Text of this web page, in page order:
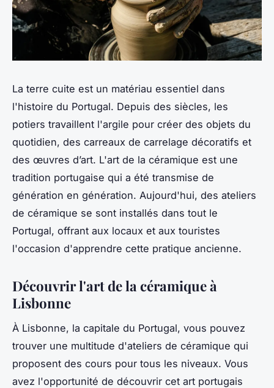
La terre cuite est un matériau essentiel dans
l'histoire du Portugal. Depuis des siècles, les
potiers travaillent l'argile pour créer des objets du
quotidien, des carreaux de carrelage décoratifs et
des œuvres d’art. L'art de la céramique est une
tradition portugaise qui a été transmise de
génération en génération. Aujourd'hui, des ateliers
de céramique se sont installés dans tout le
Portugal, offrant aux locaux et aux touristes
l'occasion d'apprendre cette pratique ancienne.
Découvrir l'art de la céramique à
Lisbonne
À Lisbonne, la capitale du Portugal, vous pouvez
trouver une multitude d'ateliers de céramique qui
proposent des cours pour tous les niveaux. Vous
avez l'opportunité de découvrir cet art portugais